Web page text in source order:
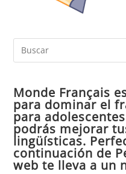
Monde Français
para dominar el
para
podrás mejorar
lingüísticas.
continuación de
web te lleva a un